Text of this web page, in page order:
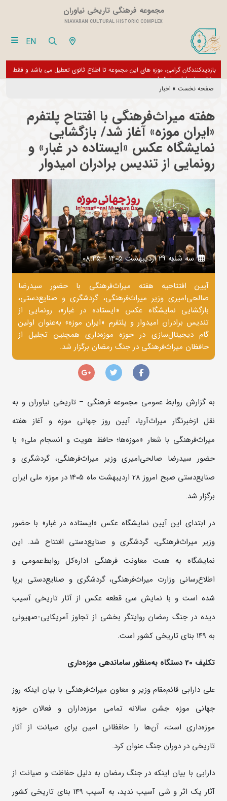
مجموعه فرهنگی تاریخی نیاوران
NIAVARAN CULTURAL HISTORIC COMPLEX
EN
از تور مجازی 360 درجه مجموعه فرهنگی تاریخی نیاوران بازدید نمایید
صفحه نخست » اخبار
هفته میراث‌فرهنگی با افتتاح پلتفرم
«ایران موزه» آغاز شد/ بازگشایی
نمایشگاه عکس «ایستاده در غبار» و
رونمایی از تندیس برادران امیدوار
سه شنبه 29 ارديبهشت 1405 - 08:45
آیین افتتاحیه هفته میراث‌فرهنگی با حضور سیدرضا
صالحی‌امیری وزیر میراث‌فرهنگی، گردشگری و صنایع‌دستی،
بازگشایی نمایشگاه عکس «ایستاده در غبار»، رونمایی از
تندیس برادران امیدوار و پلتفرم «ایران موزه» به‌عنوان اولین
گام دیجیتال‌سازی در حوزه موزه‌داری همچنین تجلیل از
حافظان میراث‌فرهنگی در جنگ رمضان برگزار شد.
به گزارش روابط عمومی مجموعه فرهنگی­­ – تاریخی نیاوران و به
نقل ازخبرنگار میراث‌آریا، آیین روز جهانی موزه و آغاز هفته
میراث‌فرهنگی با شعار «موزه‌ها؛ حافظ هویت و انسجام ملی» با
حضور سیدرضا صالحی‌امیری وزیر میراث‌فرهنگی، گردشگری و
صنایع‌دستی صبح امروز 28 اردیبهشت ماه 1405 در موزه ملی ایران
برگزار شد.
در ابتدای این آیین نمایشگاه عکس «ایستاده در غبار» با حضور
وزیر میراث‌فرهنگی، گردشگری و صنایع‌دستی افتتاح شد. این
نمایشگاه به همت معاونت فرهنگی اداره‌کل روابط‌عمومی و
اطلاع‌رسانی وزارت میراث‌فرهنگی، گردشگری و صنایع‌دستی برپا
شده است و با نمایش سی قطعه عکس از آثار تاریخی آسیب
دیده در جنگ رمضان روایتگر بخشی از تجاوز آمریکایی-صهیونی
به 149 بنای تاریخی کشور است.
تکلیف 20 دستگاه به‌منظور ساماندهی موزه‌داری
علی دارابی قائم‌مقام وزیر و معاون میراث‌فرهنگی با بیان اینکه روز
جهانی موزه جشن سالانه تمامی موزه‌داران و فعالان حوزه
موزه‌داری است، آن‌ها را حافظانی امین برای صیانت از آثار
تاریخی در دوران جنگ عنوان کرد.
دارابی با بیان اینکه در جنگ رمضان به دلیل حفاظت و صیانت از
آثار یک اثر و شی آسیب ندید، به آسیب 149 بنای تاریخی کشور